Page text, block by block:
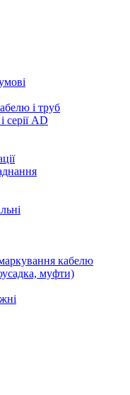
і труб
серії AD
кабелю
муфти)